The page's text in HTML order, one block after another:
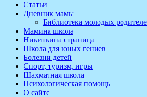
Статьи
Дневник мамы
Библиотека молодых
Мамина школа
Никиткина страница
Школа для юных гениев
Болезни детей
Спорт, туризм, игры
Шахматная школа
Психологическая помощь
О сайте